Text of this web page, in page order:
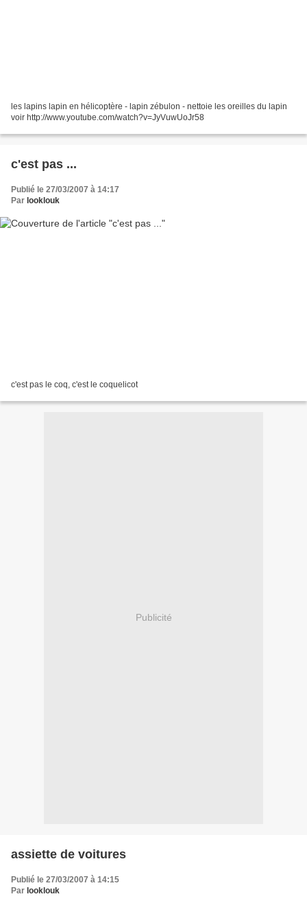
les lapins lapin en hélicoptère - lapin zébulon - nettoie les oreilles du lapin
voir http://www.youtube.com/watch?v=JyVuwUoJr58
c'est pas ...
Publié le 27/03/2007 à 14:17
Par looklouk
c'est pas le coq, c'est le coquelicot
Publicité
assiette de voitures
Publié le 27/03/2007 à 14:15
Par looklouk